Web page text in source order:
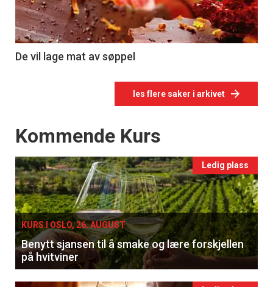
De vil lage mat av søppel
les flere saker i arkivet
Events
Kommende Kurs
Ledig plass
KURS I OSLO, 26. AUGUST
Benytt sjansen til å smake og lære forskjellen
på hvitviner